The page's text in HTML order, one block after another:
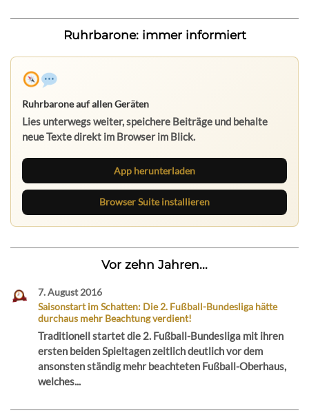
Ruhrbarone: immer informiert
Ruhrbarone auf allen Geräten
Lies unterwegs weiter, speichere Beiträge und behalte
neue Texte direkt im Browser im Blick.
App herunterladen
Browser Suite installieren
Vor zehn Jahren...
7. August 2016
Saisonstart im Schatten: Die 2. Fußball-Bundesliga hätte
durchaus mehr Beachtung verdient!
Traditionell startet die 2. Fußball-Bundesliga mit ihren
ersten beiden Spieltagen zeitlich deutlich vor dem
ansonsten ständig mehr beachteten Fußball-Oberhaus,
welches...